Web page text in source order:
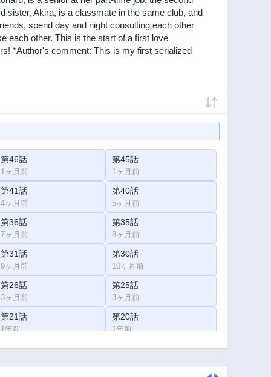
sister, Akira, is a classmate in the same club, and
spend day and night consulting each other
each other. This is the start of a first love
*Author's comment: This is my first serialized
第46話
1ヶ月前
第45話
1ヶ月前
第41話
4ヶ月前
第40話
5ヶ月前
第36話
7ヶ月前
第35話
8ヶ月前
第31話
9ヶ月前
第30話
10ヶ月前
第26話
3ヶ月前
第25話
3ヶ月前
第21話
1年前
第20話
1年前
第16話 第15話